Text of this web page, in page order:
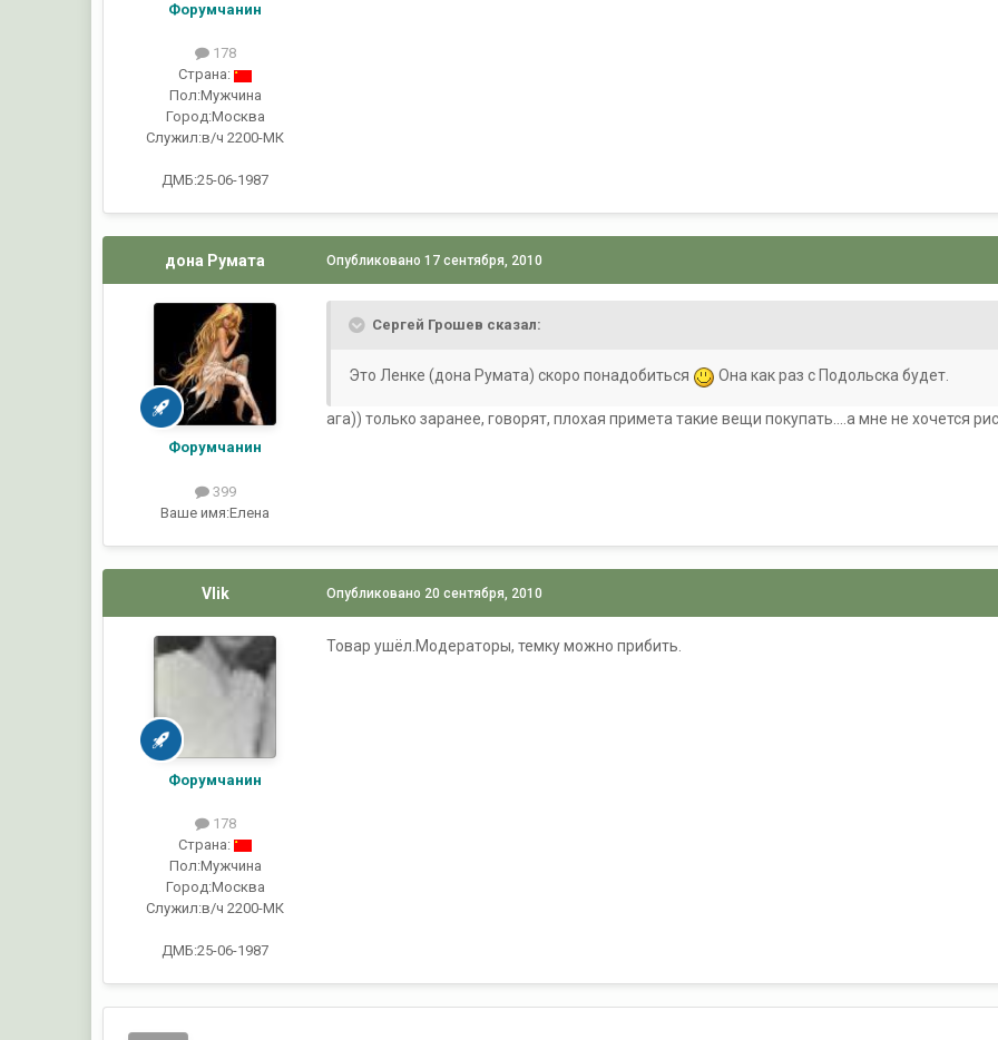
Форумчанин
178
Страна:
Пол:Мужчина
Город:Москва
Служил:в/ч 2200-МК
ДМБ:25-06-1987
дона Румата
Форумчанин
399
Ваше имя:Елена
Опубликовано17 сентября, 2010
Сергей Грошев сказал:
Это Ленке (дона Румата) скоро понадобиться Она как раз с Подольска будет.
ага)) только заранее, говорят, плохая примета такие вещи покупать....а мне не хочется
Vlik
Форумчанин
178
Страна:
Пол:Мужчина
Город:Москва
Служил:в/ч 2200-МК
ДМБ:25-06-1987
Опубликовано 20 сентября, 2010
Товар ушёл.Модераторы, темку можно прибить.